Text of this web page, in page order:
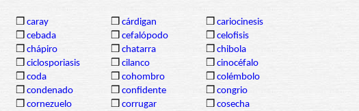
❒ caray ❒ cárdigan ❒ cariocinesis
❒ cebada ❒ cefalópodo ❒ celofisis
❒ chápiro ❒ chatarra ❒ chibola
❒ ciclosporiasis ❒ cilanco ❒ cinocéfalo
❒ coda ❒ cohombro ❒ colémbolo
❒ condenado ❒ confidente ❒ congrio
❒ cornezuelo ❒ corrugar ❒ cosecha